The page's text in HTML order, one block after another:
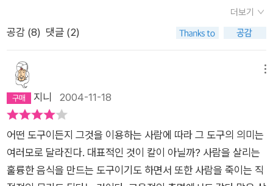
보기에는 단순해 보이지만 아주 실용적이고 독창적인 책이다.
해놓고 애가 어떻게 하라는거에요?하고 물어오면 그것에 대해
설명을 해주었다.창의력을 키워주는 그림그리기 책이지만 너무
는 4살에겐 그냥 색칠하기 스케치북정도가 알맞을것같다.100%
활용을 원한다면 6~7세정도에 사주면 재미있고 즐겁게 그림을
그리고 잘활용할수있는 책일것이다.
더보기
공감 (8) 댓글 (2)
지니 2004-11-18
어떤 도구이든지 그것을 이용하는 사람에 따라 그 도구의 의미는
여러모로 달라진다. 대표적인 것이 칼이 아닐까? 사람을 살리는
훌륭한 음식을 만드는 도구이기도 하면서 또한 사람을 죽이는 직